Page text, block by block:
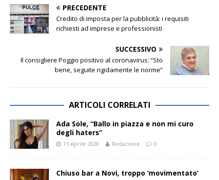
PRECEDENTE
Credito di imposta per la pubblicità: i requisiti
richiesti ad imprese e professionisti
SUCCESSIVO
Il consigliere Poggio positivo al coronavirus: “Sto
bene, seguite rigidamente le norme”
ARTICOLI CORRELATI
Ada Sole, “Ballo in piazza e non mi curo
degli haters”
15 Aprile 2020 Redazione 0
Chiuso bar a Novi, troppo ‘movimentato’